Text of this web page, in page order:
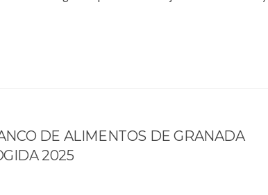
DE ALIMENTOS DE GRANADA
2025